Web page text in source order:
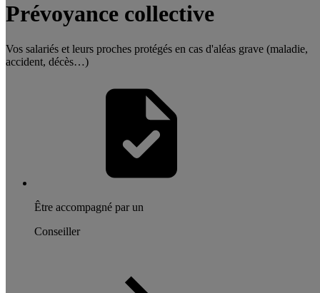
Prévoyance collective
Vos salariés et leurs proches protégés en cas d'aléas grave (maladie,
accident, décès…)
Être accompagné par un
Conseiller